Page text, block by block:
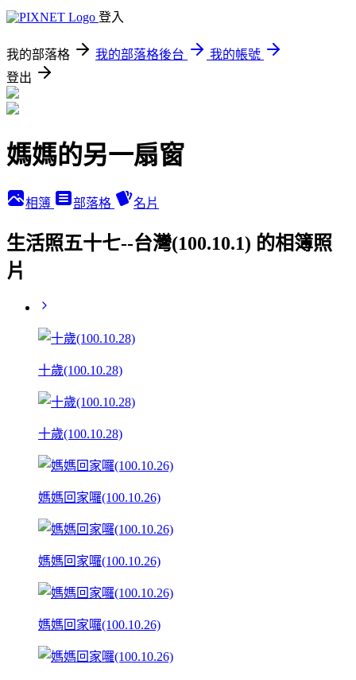
登入
我的部落格 我的部落格後台
我的帳號
登出
媽媽的另一扇窗
相簿 部落格 名片
生活照五十七--台灣(100.10.1) 的相簿照
片
十歲(100.10.28)
十歲(100.10.28)
媽媽回家囉(100.10.26)
媽媽回家囉(100.10.26)
媽媽回家囉(100.10.26)